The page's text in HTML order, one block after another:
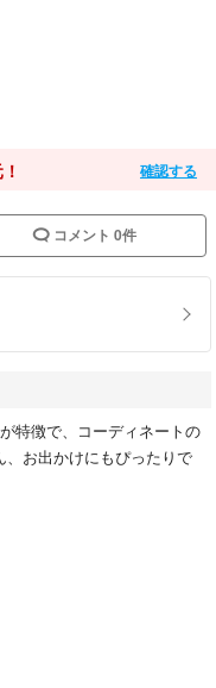
確認する
コメント 0件
特徴で、コーディネートの
お出かけにもぴったりで